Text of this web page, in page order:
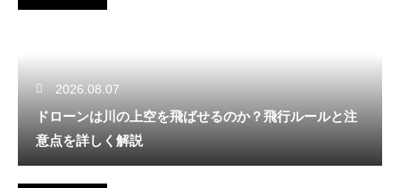
2026.08.07
ドローンは川の上空を飛ばせるのか？飛行ルールと注
意点を詳しく解説